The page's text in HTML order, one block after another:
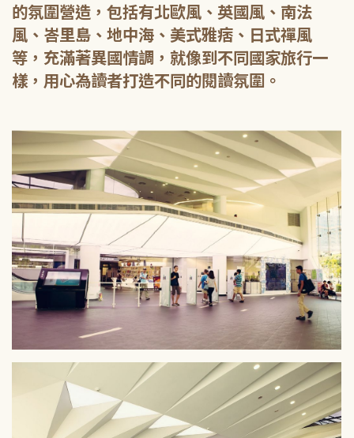
的氛圍營造，包括有北歐風、英國風、南法
風、峇里島、地中海、美式雅痞、日式禪風
等，充滿著異國情調，就像到不同國家旅行一
樣，用心為讀者打造不同的閱讀氛圍。